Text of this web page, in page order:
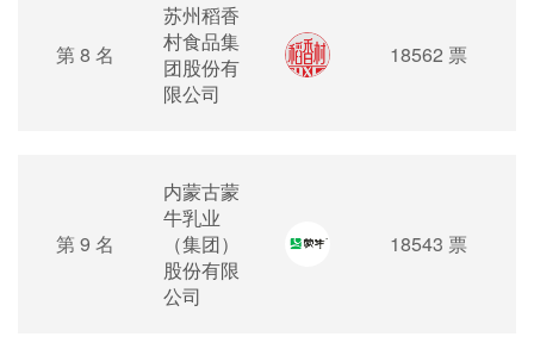
第 8 名
苏州稻香
村食品集
团股份有
限公司
18562 票
第 9 名
内蒙古蒙
牛乳业
（集团）
股份有限
公司
18543 票